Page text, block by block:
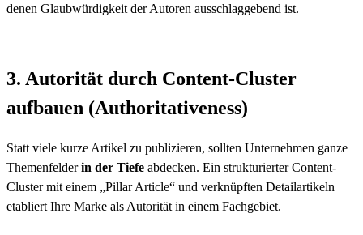
denen Glaubwürdigkeit der Autoren ausschlaggebend ist.
3. Autorität durch Content-Cluster
aufbauen (Authoritativeness)
Statt viele kurze Artikel zu publizieren, sollten Unternehmen ganze
Themenfelderin der Tiefe abdecken. Ein strukturierter Content-
Cluster mit einem „Pillar Article“ und verknüpften Detailartikeln
etabliert Ihre Marke als Autorität in einem Fachgebiet.